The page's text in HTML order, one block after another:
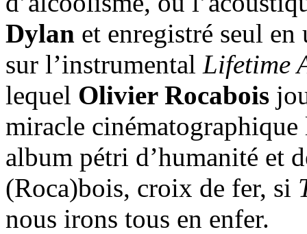
Dylan et enregistré seul en
sur l’instrumental Lifetime
lequel Olivier Rocabois
miracle
album pétri d’humanité et
(Roca)bois, croix de fer, si
nous irons tous en enfer.